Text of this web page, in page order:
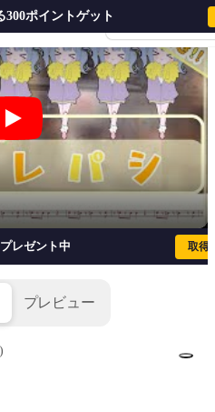
会員登録・ログイ
ポイントゲット
テレパシ (inB♭) - DECO*27
レゼント中 取得
プレビュー